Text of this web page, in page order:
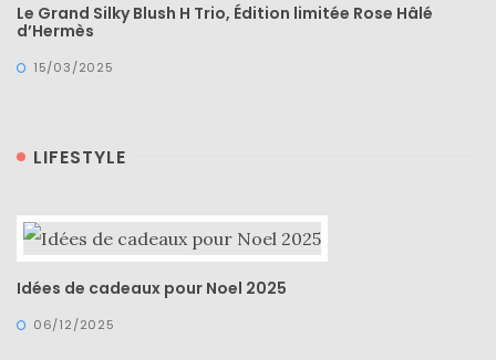
Bonnes
adresses/Evénements
de
Le Grand Silky Blush H Trio, Édition limitée Rose Hâlé
d’Hermès
15/03/2025
LIFESTYLE
Idées de cadeaux pour Noel 2025
06/12/2025